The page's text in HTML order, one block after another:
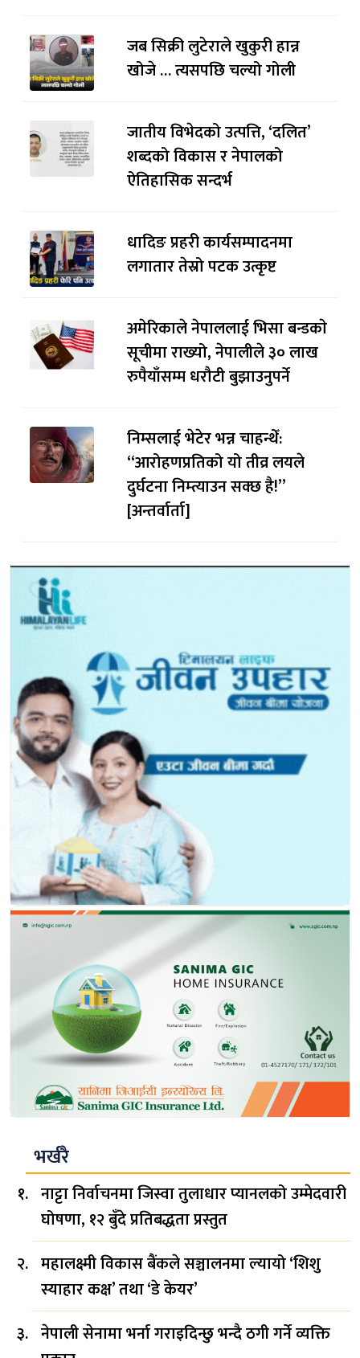
जब सिक्री लुटेराले खुकुरी हान्न
खोजे … त्यसपछि चल्यो गोली
जातीय विभेदको उत्पत्ति, ‘दलित’
शब्दको विकास र नेपालको
ऐतिहासिक सन्दर्भ
धादिङ प्रहरी कार्यसम्पादनमा
लगातार तेस्रो पटक उत्कृष्ट
अमेरिकाले नेपाललाई भिसा बन्डकाे
सूचीमा राख्यो, नेपालीले ३० लाख
रुपैयाँसम्म धरौटी बुझाउनुपर्ने
निम्सलाई भेटेर भन्न चाहन्थेँ:
“आरोहणप्रतिको यो तीव्र लयले
दुर्घटना निम्त्याउन सक्छ है!”
[अन्तर्वार्ता]
भर्खरै
नाट्टा निर्वाचनमा जिस्वा तुलाधार प्यानलको उम्मेदवारी
घोषणा, १२ बुँदे प्रतिबद्धता प्रस्तुत
महालक्ष्मी विकास बैंकले सञ्चालनमा ल्यायो ‘शिशु
स्याहार कक्ष’ तथा ‘डे केयर’
नेपाली सेनामा भर्ना गराइदिन्छु भन्दै ठगी गर्ने व्यक्ति